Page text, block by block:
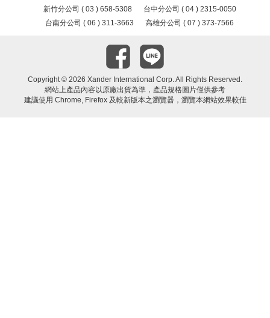
新竹分公司 ( 03 ) 658-5308
台中分公司 ( 04 ) 2315-0050
台南分公司 ( 06 ) 311-3663
高雄分公司 ( 07 ) 373-7566
Copyright © 2026 Xander International Corp. All Rights Reserved.
網站上產品內容以原廠出貨為準，產品規格圖片僅供參考
建議使用 Chrome, Firefox 及較新版本之瀏覽器，瀏覽本網站效果較佳